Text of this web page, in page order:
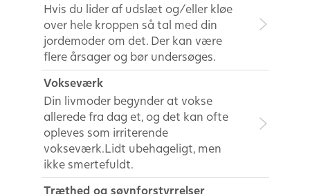
Hvis du lider af udslæt og/eller kløe
over hele kroppen så tal med din
jordemoder om det. Der kan være
flere årsager og bør undersøges.
Vokseværk
Din livmoder begynder at vokse
allerede fra dag et, og det kan ofte
opleves som irriterende
vokseværk.Lidt ubehageligt, men
ikke smertefuldt.
Træthed og søvnforstyrrelser